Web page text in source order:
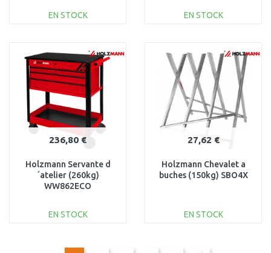
EN STOCK
Au comparatif
EN STOCK
Au comparatif
236,80 €
Holzmann Servante d
´atelier (260kg)
WW862ECO
EN STOCK
27,62 €
Holzmann Chevalet a
buches (150kg) SBO4X
EN STOCK